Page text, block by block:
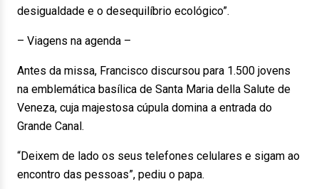
desigualdade e o desequilíbrio ecológico”.
– Viagens na agenda –
Antes da missa, Francisco discursou para 1.500 jovens
na emblemática basílica de Santa Maria della Salute de
Veneza, cuja majestosa cúpula domina a entrada do
Grande Canal.
“Deixem de lado os seus telefones celulares e sigam ao
encontro das pessoas”, pediu o papa.